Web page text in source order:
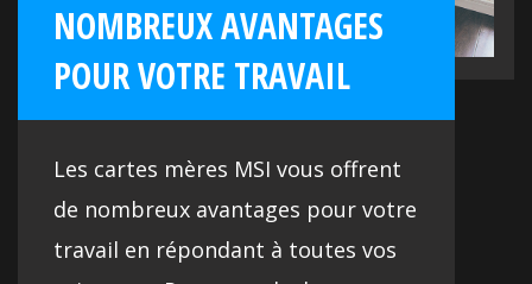
NOMBREUX AVANTAGES
POUR VOTRE TRAVAIL
Les cartes mères MSI vous offrent
de nombreux avantages pour votre
travail en répondant à toutes vos